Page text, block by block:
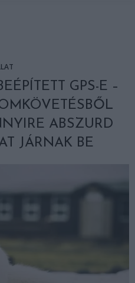
GPS-E –
ABSZURD
JÁRNAK BE